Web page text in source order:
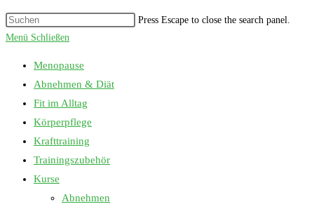
Press Escape to close the search panel.
Menü Schließen
Menopause
Abnehmen & Diät
Fit im Alltag
Körperpflege
Krafttraining
Trainingszubehör
Kurse
Abnehmen